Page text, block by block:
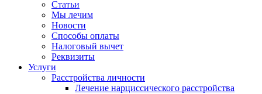
Статьи
Мы лечим
Новости
Способы оплаты
Налоговый вычет
Реквизиты
Услуги
Расстройства личности
Лечение нарциссического расстройства